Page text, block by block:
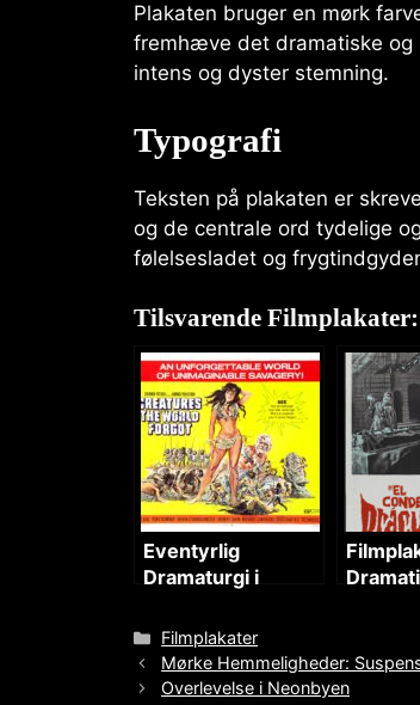
Plakaten bruger en mørk
fremhæve det dramatiske
intens og dyster stemning.
Typografi
Teksten på plakaten er
og de centrale ord tydelige
følelsesladet og
Tilsvarende Filmplakater:
Eventyrlig
Dramaturgi i
Verden
Categories
Filmplakater
Mørke Hemmeligheder:
Overlevelse i Neonbyen